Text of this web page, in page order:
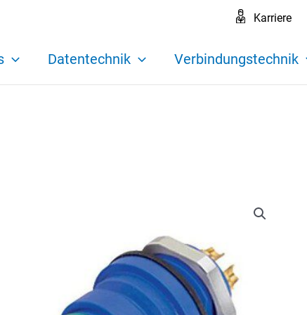
Karriere
Datentechnik Verbindungstechnik